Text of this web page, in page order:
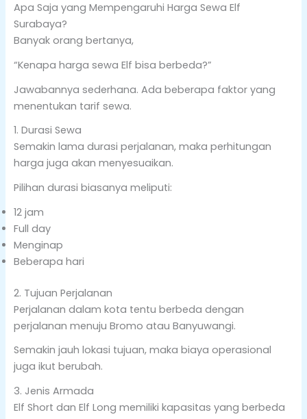
Apa Saja yang Mempengaruhi Harga Sewa Elf
Surabaya?
Banyak orang bertanya,
“Kenapa harga sewa Elf bisa berbeda?”
Jawabannya sederhana. Ada beberapa faktor yang
menentukan tarif sewa.
1. Durasi Sewa
Semakin lama durasi perjalanan, maka perhitungan
harga juga akan menyesuaikan.
Pilihan durasi biasanya meliputi:
12 jam
Full day
Menginap
Beberapa hari
2. Tujuan Perjalanan
Perjalanan dalam kota tentu berbeda dengan
perjalanan menuju Bromo atau Banyuwangi.
Semakin jauh lokasi tujuan, maka biaya operasional
juga ikut berubah.
3. Jenis Armada
Elf Short dan Elf Long memiliki kapasitas yang berbeda